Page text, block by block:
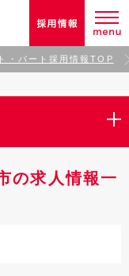
・パート採用情報TOP
の求人情報一